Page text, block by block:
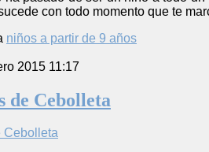
con todo momento que te
niños a partir de 9 años
2015 11:17
de Cebolleta